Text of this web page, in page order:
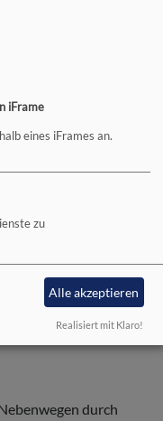
Uhr im Wechsel (vgl.
erhalten Sie
In der Passionszeit
uns auf Ostern vor,
mit uns gehen möchte.
durch
iFrame
eines iFrames an.
zu
Alle akzeptieren
Realisiert mit Klaro!